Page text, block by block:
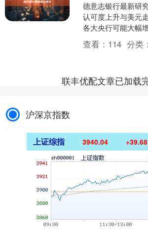
德意志银行最新研
认可度上升与美元
各大央行可能大幅
产。该机构驻伦敦
劳布雷及分析师卡
查看： 114 分类
联丰优配文章已加载
沪深京指数
上证综指 3940.04 +39.68